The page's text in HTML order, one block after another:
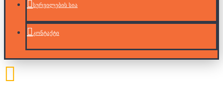
სურვილების სია
კონტაქტი